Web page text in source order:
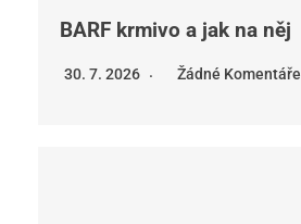
BARF krmivo a jak na něj
30. 7. 2026 Žádné Komentáře